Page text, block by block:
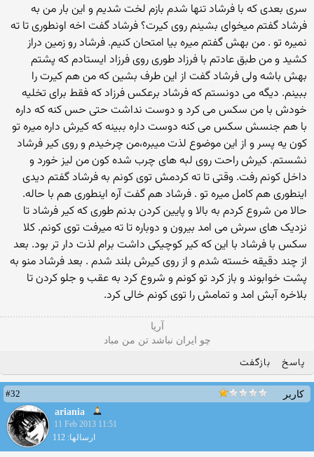
سری بعدی که با فرشاد تنها شدم بازم لخت شدیم و این بار من به
فرشاد گفتم میخوای بشینم روی کیرت؟ فرشاد گفت اخه اونطوری تا ته
نمیره تو . من بهش گفتم میره بیا امتحان کنیم. فرشاد رو زمین دراز
کشید و من طبق عادتم با فرزاد طوری روی فرزاد ایستادم که پشتم
بهش باشه ولی فرشاد گفت از این طرف بشین که من هم کیرت را
ببینم. دیگه می دونستم که فرشاد برعکس فرزاد که فقط برای تخلیه
خودش با من سکس می کرد و دوست نداشت حتی حس کنه که داره
با هم جنسش سکس می کنه دوست داره ببینه که کیرش داره میره تو
کون یه پسر و از این موضوع لذت میبره،من چرخیدم و روی کیر فرشاد
نشستم. کیرش راحت روی لبه های چرب شده کون من لیز خورد و
داخل کونم رفت. وقتی تا ته کردمش توی کونم به فرشاد گفتم دیدی
اینطوری هم کامل میره تو . فرشاد هم گفت آره اینطوری هم با حاله.
حالا من شروع کردم به بالا و پایین کردن بدنم طوری که کیر فرشاد تا
نزدیک های سرش می امد بیرون و دوباره تا ته میرفت توی کونم. کلا
سکس با فرشاد با این که کیر کوچیکی داشت برام لذت دار تر بود. بعد
از چند دقیقه خسته شدم و از روی کیرش بلند شدم . بعد فرشاد منو به
پشت خوابوند و باز کرد تو کونم و شروع کرد به عقب و جلو کردن تا
بلاخره آبش امد و تمامش را توی کونم خالی کرد.
آریا
چو ایران نباشد تن من مباد
پاسخ بازگفت
کاربر
#32
ariania
11 Feb 2013 11:51
ارسالها: 112